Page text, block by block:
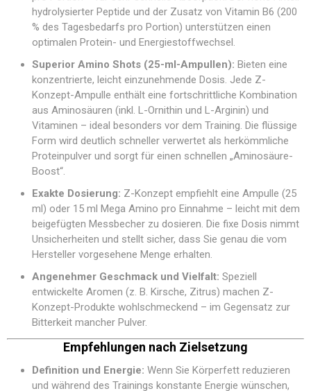
hydrolysierter Peptide und der Zusatz von Vitamin B6 (200
% des Tagesbedarfs pro Portion) unterstützen einen
optimalen Protein- und Energiestoffwechsel.
Superior Amino Shots (25-ml-Ampullen): Bieten eine
konzentrierte, leicht einzunehmende Dosis. Jede Z-
Konzept-Ampulle enthält eine fortschrittliche Kombination
aus Aminosäuren (inkl. L-Ornithin und L-Arginin) und
Vitaminen – ideal besonders vor dem Training. Die flüssige
Form wird deutlich schneller verwertet als herkömmliche
Proteinpulver und sorgt für einen schnellen „Aminosäure-
Boost“.
Exakte Dosierung: Z-Konzept empfiehlt eine Ampulle (25
ml) oder 15 ml Mega Amino pro Einnahme – leicht mit dem
beigefügten Messbecher zu dosieren. Die fixe Dosis nimmt
Unsicherheiten und stellt sicher, dass Sie genau die vom
Hersteller vorgesehene Menge erhalten.
Angenehmer Geschmack und Vielfalt: Speziell
entwickelte Aromen (z. B. Kirsche, Zitrus) machen Z-
Konzept-Produkte wohlschmeckend – im Gegensatz zur
Bitterkeit mancher Pulver.
Empfehlungen nach Zielsetzung
Definition und Energie: Wenn Sie Körperfett reduzieren
und während des Trainings konstante Energie wünschen,